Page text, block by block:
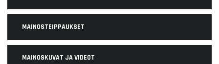
MAINOSTEIPPAUKSET
MAINOSKUVAT JA VIDEOT